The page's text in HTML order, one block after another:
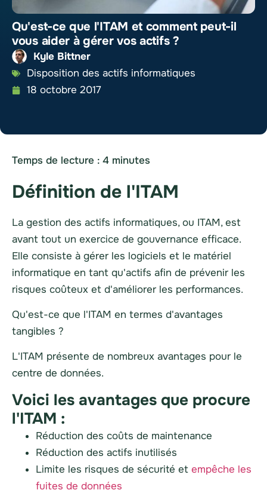
Qu'est-ce que l'ITAM et comment peut-il
vous aider à gérer vos actifs ?
Kyle Bittner
Disposition des actifs informatiques
18 octobre 2017
Temps de lecture : 4 minutes
Définition de l'ITAM
La gestion des actifs informatiques, ou ITAM, est
avant tout un exercice de gouvernance efficace.
Elle consiste à gérer les logiciels et le matériel
informatique en tant qu'actifs afin de prévenir les
risques coûteux et d'améliorer les performances.
Qu'est-ce que l'ITAM en termes d'avantages
tangibles ?
L'ITAM présente de nombreux avantages pour le
centre de données.
Voici les avantages que procure
l'ITAM :
Réduction des coûts de maintenance
Réduction des actifs inutilisés
Limite les risques de sécurité et empêche les
fuites de données